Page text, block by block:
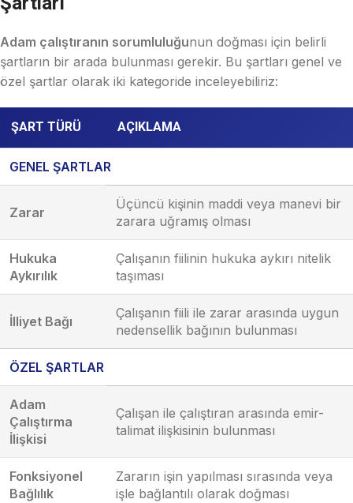
Adam çalıştıranın sorumluluğunun doğması için belirli
şartların bir arada bulunması gerekir. Bu şartları genel ve
özel şartlar olarak iki kategoride inceleyebiliriz:
ŞART TÜRÜ AÇIKLAMA
GENEL ŞARTLAR
Zarar
Üçüncü kişinin maddi veya manevi bir
zarara uğramış olması
Hukuka
Aykırılık
Çalışanın fiilinin hukuka aykırı nitelik
taşıması
İlliyet Bağı
Çalışanın fiili ile zarar arasında uygun
nedensellik bağının bulunması
ÖZEL ŞARTLAR
Adam
Çalıştırma
İlişkisi
Çalışan ile çalıştıran arasında emir-
talimat ilişkisinin bulunması
Fonksiyonel
Bağlılık
Zararın işin yapılması sırasında veya
işle bağlantılı olarak doğması